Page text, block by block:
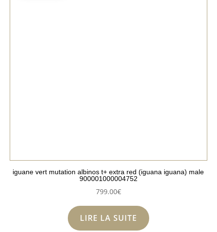
iguane vert mutation albinos t+ extra red (iguana iguana) male
900001000004752
799.00€
LIRE LA SUITE